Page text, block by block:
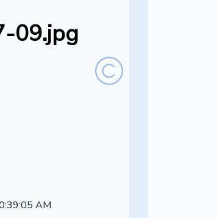
09.jpg
AM